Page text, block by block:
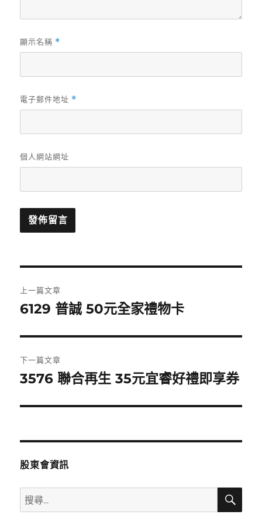
顯示名稱 *
電子郵件地址 *
個人網站網址
章
覽
上一篇文章
上
篇
文
章:
6129 普誠 50元全家禮物卡
下一篇文章
下
篇
章:
3576 聯合再生 35元宜睿好禮即享券
股東會資訊
搜
尋
搜